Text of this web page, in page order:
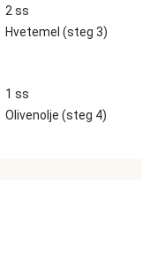
2 ss
Hvetemel (steg 3)
1 ss
Olivenolje (steg 4)